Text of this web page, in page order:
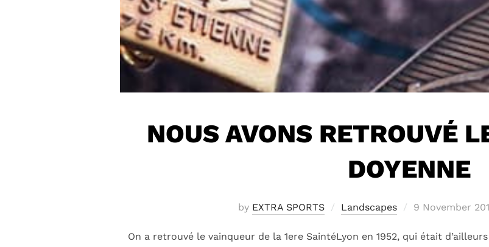
NOUS AVONS RETROUVÉ
DOYENNE
by EXTRA SPORTS Landscapes
Posted
9 November
On a retrouvé le vainqueur de la 1ere SaintéLyon en 1952, qui était